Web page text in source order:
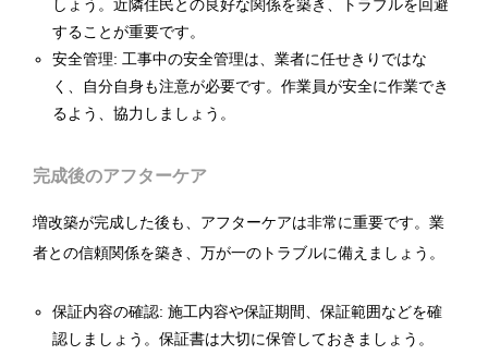
しょう。近隣住民との良好な関係を築き、トラブルを回避
することが重要です。
安全管理: 工事中の安全管理は、業者に任せきりではな
く、自分自身も注意が必要です。作業員が安全に作業でき
るよう、協力しましょう。
完成後のアフターケア
増改築が完成した後も、アフターケアは非常に重要です。業
者との信頼関係を築き、万が一のトラブルに備えましょう。
保証内容の確認: 施工内容や保証期間、保証範囲などを確
認しましょう。保証書は大切に保管しておきましょう。